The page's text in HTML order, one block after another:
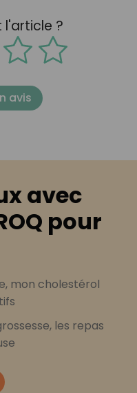
?
avis
avec
pour
mon cholestérol
les repas